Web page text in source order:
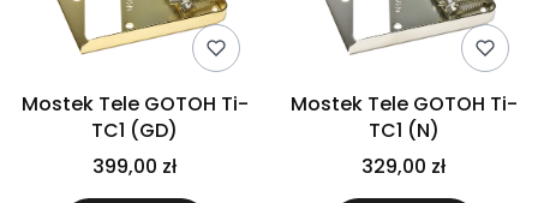
Mostek Tele GOTOH Ti-
TC1 (GD)
399,00 zł
Mostek Tele GOTOH Ti-
TC1 (N)
329,00 zł